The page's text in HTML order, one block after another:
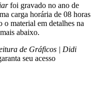
foi gravado no ano de
carga horária de 08 horas
material em detalhes na
abaixo.
de Gráficos | Didi
seu acesso